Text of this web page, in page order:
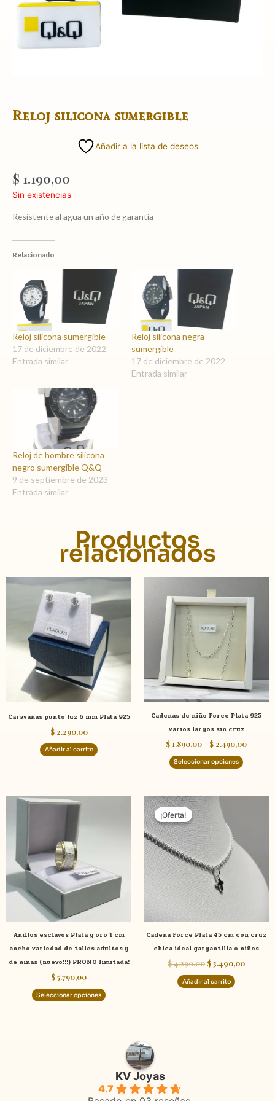
Reloj silicona sumergible
Añadir a la lista de deseos
$ 1.190,00
Sin existencias
Resistente al agua un año de garantía
Relacionado
Reloj silicona sumergible
17 de diciembre de 2022
Entrada similar
Reloj silicona negra
sumergible
17 de diciembre de 2022
Entrada similar
Reloj de hombre silicona
negro sumergible Q&Q
9 de septiembre de 2023
Entrada similar
Productos
relacionados
Caravanas punto luz 6 mm Plata 925
$2.290,00
Añadir al carrito
Cadenas de niño Force Plata 925
varios largos sin cruz
$ 1.890,00- $ 2.490,00
precios:
Seleccionar opciones
tiene
Las
se
pueden
elegir
en
la
página
de
Anillos esclavos Plata y oro 1 cm
ancho variedad de talles adultos y
de niñas (nuevo!!!) PROMO limitada!
$5.790,00
Seleccionar opciones
variantes.
opciones
se
elegir
en
la
página
producto
¡Oferta!
¡Oferta!
Cadena Force Plata 45 cm con cruz
chica ideal gargantilla o niños
$4.290,00
El
precio
original
era:
$ 4.290,00.
$3.490,00
Añadir al carrito
KV Joyas
4.7